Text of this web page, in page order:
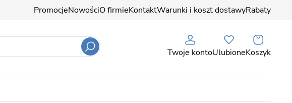
PromocjeNowościO firmieKontaktWarunki i koszt dostawyRabaty
Twoje kontoUlubioneKoszyk